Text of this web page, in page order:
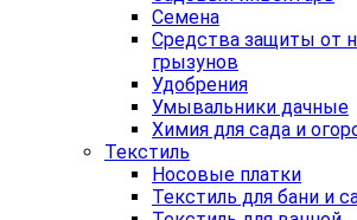
Семена
Средства защиты от
грызунов
Удобрения
Умывальники дачные
Химия для сада и
Текстиль
Носовые платки
Текстиль для бани и